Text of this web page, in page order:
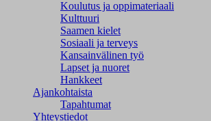
Koulutus ja oppimateriaali
Kulttuuri
Saamen kielet
Sosiaali ja terveys
Kansainvälinen työ
Lapset ja nuoret
Hankkeet
Ajankohtaista
Tapahtumat
Yhteystiedot